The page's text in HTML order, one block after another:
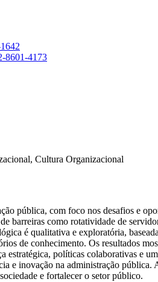
8601-4173
Cultura Organizacional
pública, com foco nos desafios e
barreiras como rotatividade de
é qualitativa e exploratória,
de conhecimento. Os resultados
estratégica, políticas colaborativas
e inovação na administração
e fortalecer o setor público.